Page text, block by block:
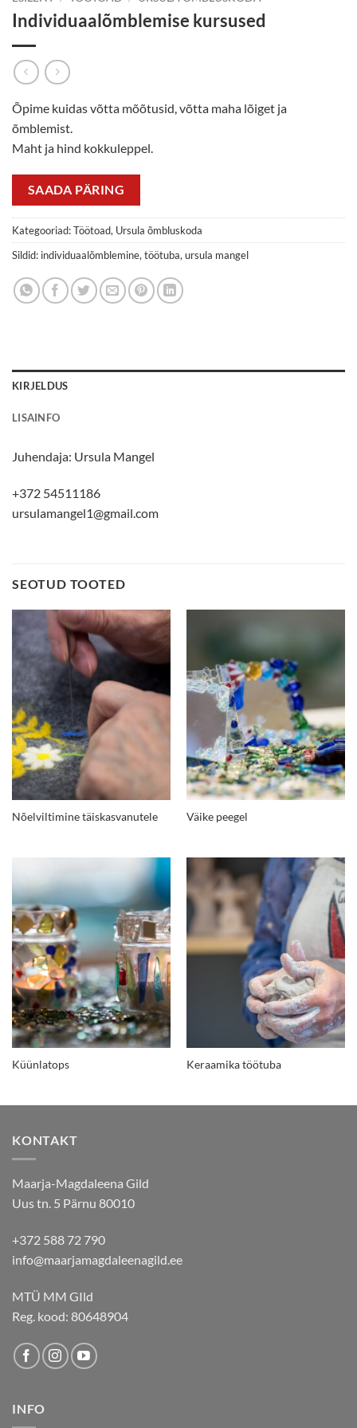
Individuaalõmblemise kursused
Õpime kuidas võtta mõõtusid, võtta maha lõiget ja
õmblemist.
Maht ja hind kokkuleppel.
SAADA PÄRING
Kategooriad:Töötoad, Ursula õmbluskoda
Sildid: individuaalõmblemine,töötuba,ursula mangel
KIRJELDUS
LISAINFO
Juhendaja: Ursula Mangel
+372 54511186
ursulamangel1@gmail.com
SEOTUD TOOTED
Nõelviltimine täiskasvanutele Väike peegel
Küünlatops Keraamika töötuba
KONTAKT
Maarja-Magdaleena Gild
Uus tn. 5 Pärnu 80010
+372 588 72 790
info@maarjamagdaleenagild.ee
MTÜ MM GIld
Reg. kood: 80648904
INFO